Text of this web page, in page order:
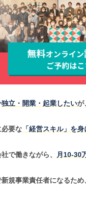
独立・開業・起業したいが
必要な 「経営スキル」を
で働きながら、 月10-30
規事業責任者になるため